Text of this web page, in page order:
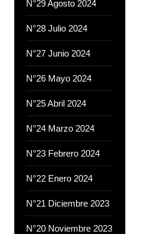
N°29 Agosto 2024
N°28 Julio 2024
N°27 Junio 2024
N°26 Mayo 2024
N°25 Abril 2024
N°24 Marzo 2024
N°23 Febrero 2024
N°22 Enero 2024
N°21 Diciembre 2023
N°20 Noviembre 2023